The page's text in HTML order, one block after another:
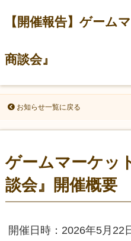
【開催報告】ゲーム
商談会』
お知らせ一覧に戻る
ゲームマーケッ
談会』開催概要
開催日時：2026年5月22